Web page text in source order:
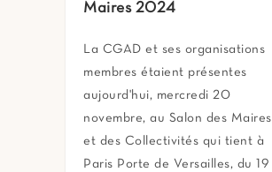
Maires 2024
La CGAD et ses organisations
membres étaient présentes
aujourd'hui, mercredi 20
novembre, au Salon des Maires
et des Collectivités qui tient à
Paris Porte de Versailles, du 19